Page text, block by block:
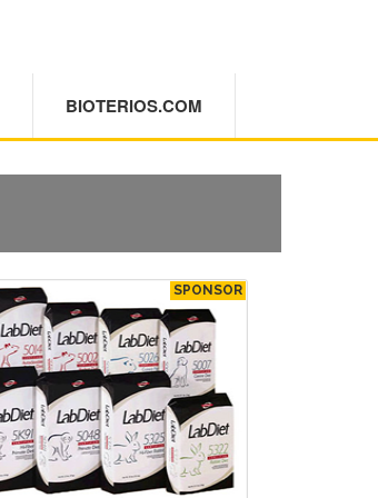
BIOTERIOS.COM
SPONSOR